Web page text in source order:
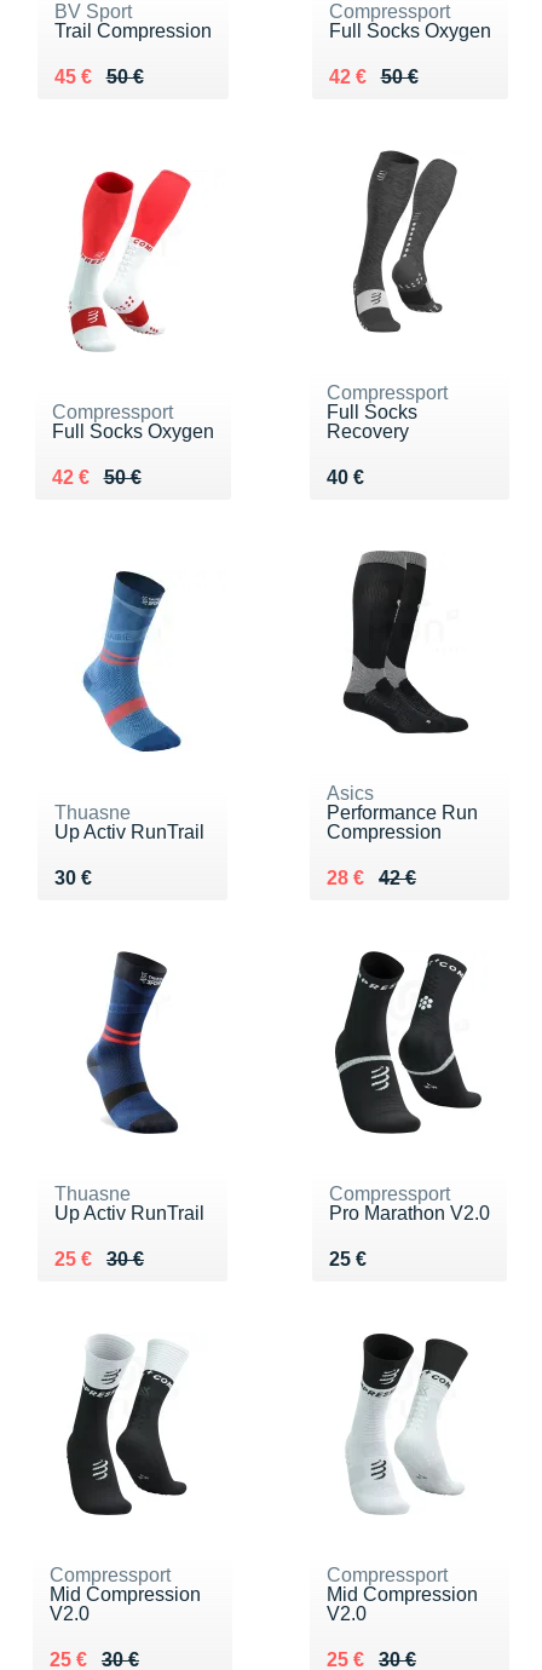
BV Sport
Trail Compression
50 €
Au lieu de 50 €
45 €
Vendu 45 €
Compressport
Full Socks Oxygen
50 €
Au lieu de 50 €
42 €
Vendu 42 €
Compressport
Full Socks Oxygen
50 €
Au lieu de 50 €
42 €
Vendu 42 €
Compressport
Full Socks
Recovery
40 €
Vendu 40 €
Thuasne
Up Activ RunTrail
30 €
Vendu 30 €
Asics
Performance Run
Compression
42 €
Au lieu de 42 €
28 €
Vendu 28 €
Thuasne
Up Activ RunTrail
30 €
Au lieu de 30 €
25 €
Vendu 25 €
Compressport
Pro Marathon V2.0
25 €
Vendu 25 €
Compressport
Mid Compression
V2.0
30 €
Au lieu de 30 €
25 €
Vendu 25 €
Compressport
Mid Compression
V2.0
30 €
Au lieu de 30 €
25 €
Vendu 25 €